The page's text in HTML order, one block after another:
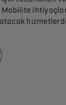
Mobilite